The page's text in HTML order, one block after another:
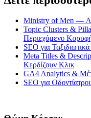
Ministry of Men —
Topic Clusters &
Περιεχόμενο
SEO για
Meta Titles &
Κερδίζουν Κλικ
GA4 Analytics &
SEO για